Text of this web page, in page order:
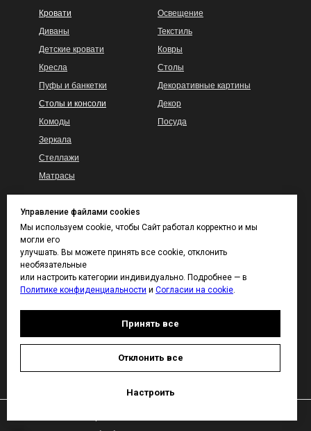
Управление файлами cookies
Мы используем cookie, чтобы Сайт работал корректно и мы
могли его
улучшать. Вы можете принять все cookie, отклонить
необязательные
или настроить категории индивидуально. Подробнее — в
Политике конфиденциальности и Согласии на cookie
Принять все
Отклонить все
Настроить
Освещение
Текстиль
Ковры
Столы
Декоративные картины
Декор
Посуда
Кровати
Диваны
Детские кровати
Кресла
Пуфы и банкетки
Столы и консоли
Комоды
Зеркала
Стеллажи
Матрасы
КАТАЛОГ ТКАНЕЙ
И ВЫКРАСОВ
Покупателям
Каталог тканей
Каталог отделок дерева
Гарантия
Контакты